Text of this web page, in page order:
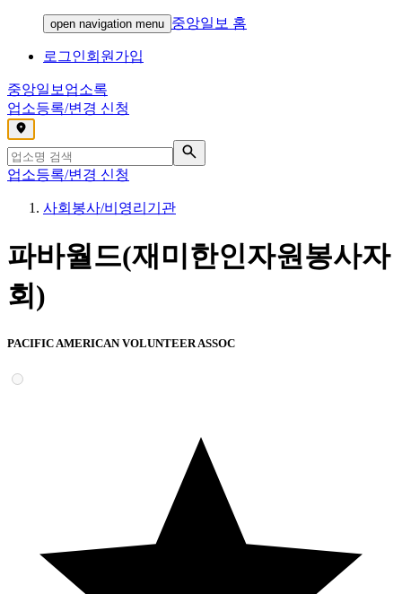
open navigation menu 중앙일보 홈
로그인회원가입
중앙일보 업소록
업소등록/변경 신청
,
업소등록/변경 신청
사회봉사/비영리기관
파바월드(재미한인자원봉사자
회)
PACIFIC AMERICAN VOLUNTEER ASSOC